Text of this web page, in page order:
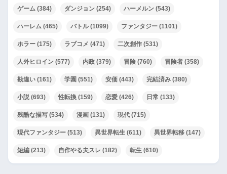
ゲーム (384) ダンジョン (254) ハーメルン (543)
ハーレム (465) バトル(1099) ファンタジー (1101)
ホラー (175) ラブコメ (471) 二次創作 (531)
人外ヒロイン (577) 内政 (379) 冒険 (760) 冒険者 (358)
勘違い (161) 学園 (551) 安価 (443) 完結済み (380)
小説 (693) 性転換 (159) 恋愛 (426) 日常 (133)
残酷な描写 (534) 漫画 (131) 現代 (715)
現代ファンタジー (513) 異世界転生 (611) 異世界転移 (147)
短編 (213) 自作やる夫スレ (182) 転生 (610)